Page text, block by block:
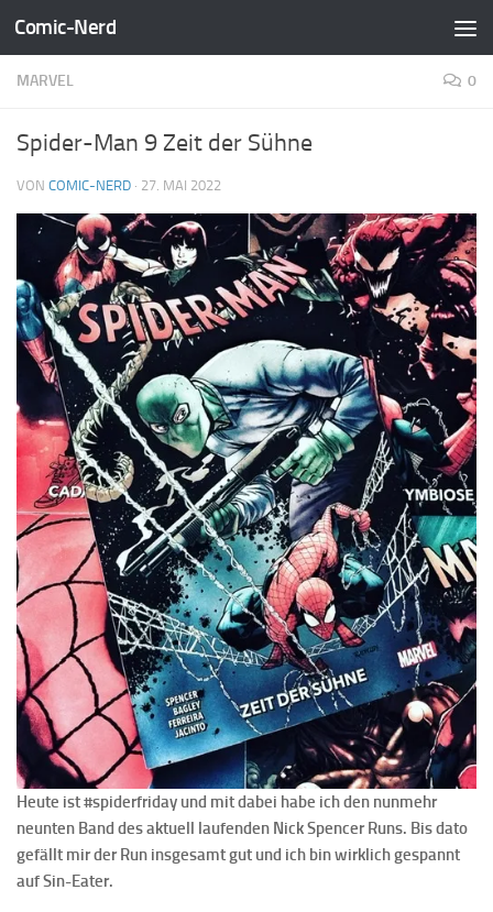
Zum Inhalt springen
Comic-Nerd
MARVEL 0
Spider-Man 9 Zeit der Sühne
VON COMIC-NERD · 27. MAI 2022
Heute ist #spiderfriday und mit dabei habe ich den nunmehr
neunten Band des aktuell laufenden Nick Spencer Runs. Bis dato
gefällt mir der Run insgesamt gut und ich bin wirklich gespannt
auf Sin-Eater.